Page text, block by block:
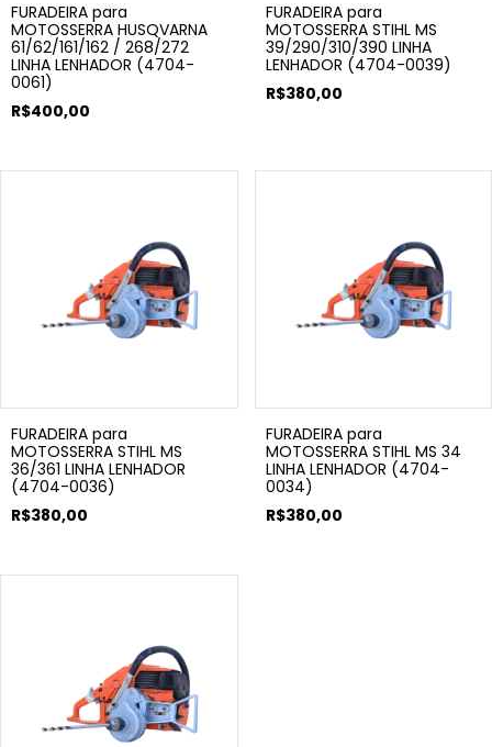
FURADEIRA para
MOTOSSERRA HUSQVARNA
61/62/161/162 / 268/272
LINHA LENHADOR (4704-
0061)
R$400,00
FURADEIRA para
MOTOSSERRA STIHL MS
39/290/310/390 LINHA
LENHADOR (4704-0039)
R$380,00
FURADEIRA para
MOTOSSERRA STIHL MS
36/361 LINHA LENHADOR
(4704-0036)
R$380,00
FURADEIRA para
MOTOSSERRA STIHL MS 34
LINHA LENHADOR (4704-
0034)
R$380,00